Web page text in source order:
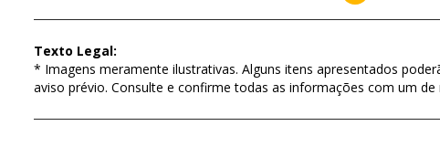
Texto Legal:
* Imagens meramente ilustrativas. Alguns itens apresentados
aviso prévio. Consulte e confirme todas as informações com um de